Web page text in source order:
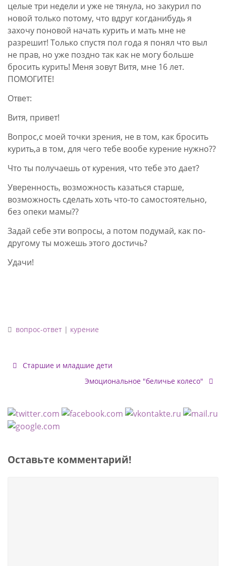
целые три недели и уже не тянула, но закурил по
новой только потому, что вдруг когданибудь я
захочу поновой начать курить и мать мне не
разрешит! Только спустя пол года я понял что выл
не прав, но уже поздно так как не могу больше
бросить курить! Меня зовут Витя, мне 16 лет.
ПОМОГИТЕ!
Ответ:
Витя, привет!
Вопрос,с моей точки зрения, не в том, как бросить
курить,а в том, для чего тебе вообе курение нужно??
Что ты получаешь от курения, что тебе это дает?
Уверенность, возможность казаться старше,
возможность сделать хоть что-то самостоятельно,
без опеки мамы??
Задай себе эти вопросы, а потом подумай, как по-
другому ты можешь этого достичь?
Удачи!
вопрос-ответ | курение
Старшие и младшие дети
Эмоциональное "беличье колесо"
Оставьте комментарий!